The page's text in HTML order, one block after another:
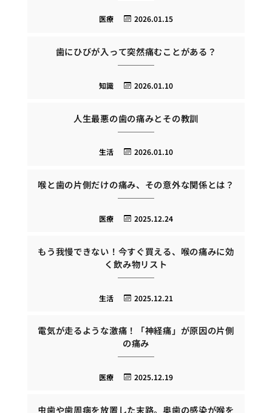
2026.01.15
医療
歯にひびが入って突然痛むことがある？
2026.01.10
知識
人生最悪の歯の痛みとその教訓
2026.01.10
生活
喉と歯の片側だけの痛み、その意外な関係とは？
2025.12.24
医療
もう我慢できない！今すぐ買える、喉の痛みに効
く飲み物リスト
2025.12.21
生活
電気が走るような激痛！「神経痛」が原因の片側
の痛み
2025.12.19
医療
虫歯や歯周病を放置した末路。奥歯の感染が喉を